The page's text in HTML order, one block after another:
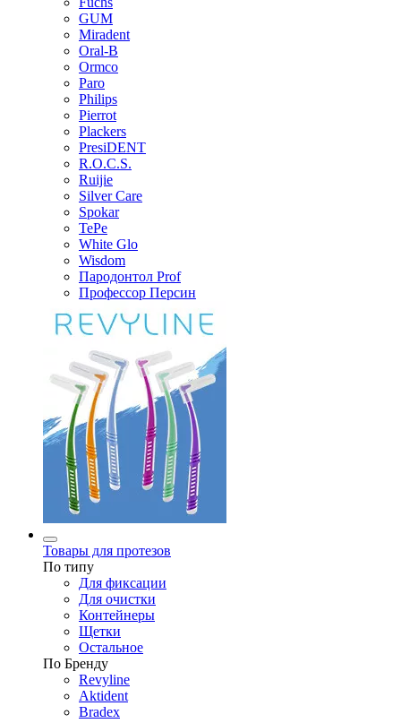
GUM
Miradent
Oral-B
Ormco
Paro
Philips
Pierrot
Plackers
PresiDENT
R.O.C.S.
Ruijie
Silver Care
Spokar
TePe
White Glo
Wisdom
Пародонтол Prof
Профессор Персин
Товары для протезов
По типу
Для фиксации
Для очистки
Контейнеры
Щетки
Остальное
По Бренду
Revyline
Aktident
Bradex